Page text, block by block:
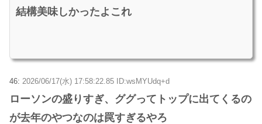
結構美味しかったよこれ
46: 2026/06/17(水) 17:58:22.85 ID:wsMYUdq+d
ローソンの盛りすぎ、ググってトップに出てくるの
が去年のやつなのは罠すぎるやろ